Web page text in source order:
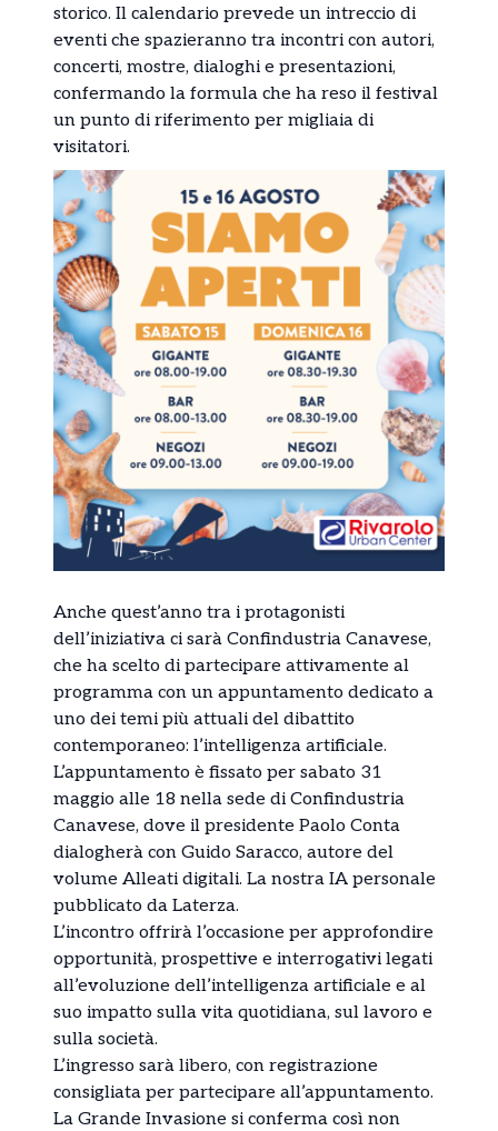
storico. Il calendario prevede un intreccio di
eventi che spazieranno tra incontri con autori,
concerti, mostre, dialoghi e presentazioni,
confermando la formula che ha reso il festival
un punto di riferimento per migliaia di
visitatori.
Anche quest’anno tra i protagonisti
dell’iniziativa ci sarà Confindustria Canavese,
che ha scelto di partecipare attivamente al
programma con un appuntamento dedicato a
uno dei temi più attuali del dibattito
contemporaneo: l’intelligenza artificiale.
L’appuntamento è fissato per sabato 31
maggio alle 18 nella sede di Confindustria
Canavese, dove il presidente Paolo Conta
dialogherà con Guido Saracco, autore del
volume Alleati digitali. La nostra IA personale
pubblicato da Laterza.
L’incontro offrirà l’occasione per approfondire
opportunità, prospettive e interrogativi legati
all’evoluzione dell’intelligenza artificiale e al
suo impatto sulla vita quotidiana, sul lavoro e
sulla società.
L’ingresso sarà libero, con registrazione
consigliata per partecipare all’appuntamento.
La Grande Invasione si conferma così non